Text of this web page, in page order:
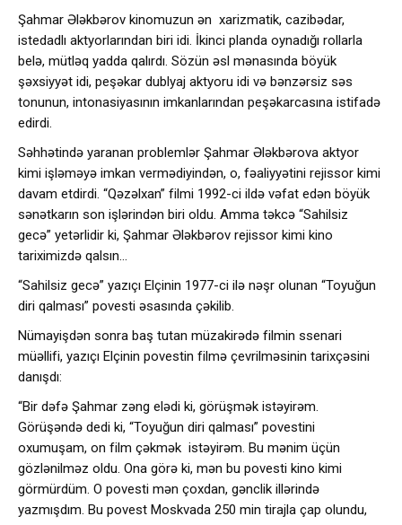
Şahmar Ələkbərov kinomuzun ən xarizmatik, cazibədar,
istedadlı aktyorlarından biri idi. İkinci planda oynadığı rollarla
belə, mütləq yadda qalırdı. Sözün əsl mənasında böyük
şəxsiyyət idi, peşəkar dublyaj aktyoru idi və bənzərsiz səs
tonunun, intonasiyasının imkanlarından peşəkarcasına istifadə
edirdi.
Səhhətində yaranan problemlər Şahmar Ələkbərova aktyor
kimi işləməyə imkan vermədiyindən, o, fəaliyyətini rejissor kimi
davam etdirdi. “Qəzəlxan” filmi 1992-ci ildə vəfat edən böyük
sənətkarın son işlərindən biri oldu. Amma təkcə “Sahilsiz
gecə” yetərlidir ki, Şahmar Ələkbərov rejissor kimi kino
tariximizdə qalsın…
“Sahilsiz gecə” yazıçı Elçinin 1977-ci ilə nəşr olunan “Toyuğun
diri qalması” povesti əsasında çəkilib.
Nümayişdən sonra baş tutan müzakirədə filmin ssenari
müəllifi, yazıçı Elçinin povestin filmə çevrilməsinin tarixçəsini
danışdı:
“Bir dəfə Şahmar zəng elədi ki, görüşmək istəyirəm.
Görüşəndə dedi ki, “Toyuğun diri qalması” povestini
oxumuşam, on film çəkmək istəyirəm. Bu mənim üçün
gözlənilməz oldu. Ona görə ki, mən bu povesti kino kimi
görmürdüm. O povesti mən çoxdan, gənclik illərində
yazmışdım. Bu povest Moskvada 250 min tirajla çap olundu,